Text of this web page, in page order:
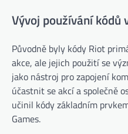
Vývoj používání kódů
Původně byly kódy Riot
akce, ale jejich použití se
jako nástroj pro zapojení
účastnit se akcí a společně
učinil kódy základním
Games.